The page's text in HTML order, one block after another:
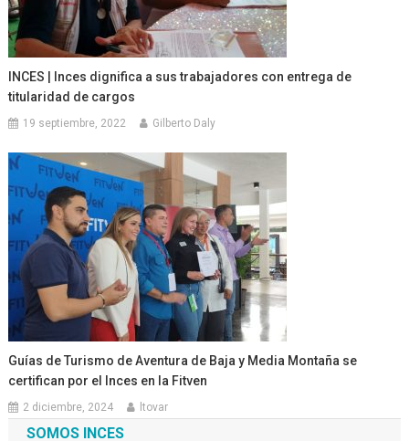
INCES | Inces dignifica a sus trabajadores con entrega de
titularidad de cargos
19 septiembre, 2022 Gilberto Daly
Guías de Turismo de Aventura de Baja y Media Montaña se
certifican por el Inces en la Fitven
2 diciembre, 2024 ltovar
SOMOS INCES